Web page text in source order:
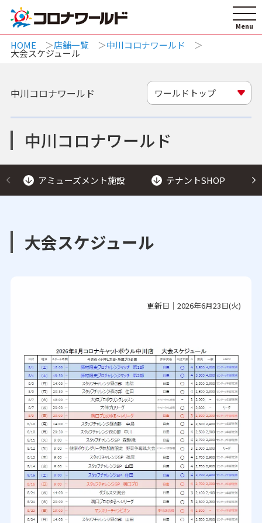
HOME 店舗一覧 中川コロナワールド
大会スケジュール
中川コロナワールド
中川コロナワールド ワールドトップ
アミューズメント施設 テナントSHOP
大会スケジュール
更新日｜2026年6月23日(火)